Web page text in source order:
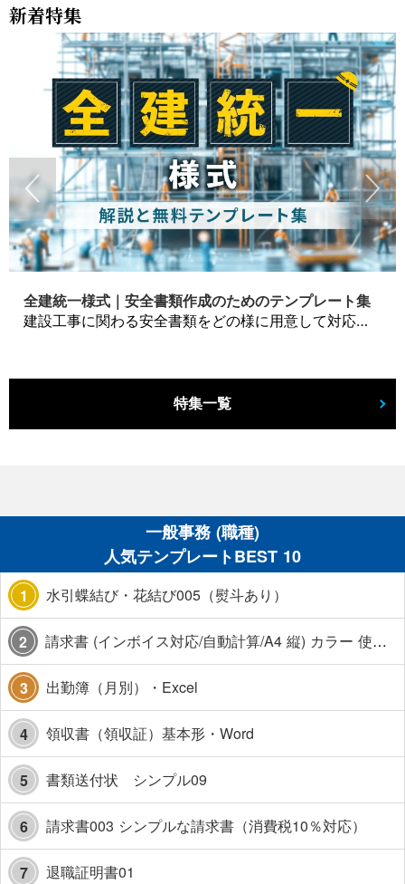
新着特集
全建統一様式｜安全書類作成のためのテンプレート集
建設工事に関わる安全書類をどの様に用意して対応するか？関連書式テンプレートから書き方の注意点などの役立つコラムをbizoceanがお届けします。
特集一覧
一般事務 (職種)
人気テンプレートBEST 10
1 水引蝶結び・花結び005（熨斗あり）
2 請求書 (インボイス対応/自動計算/A4 縦) カラー 使い方解説あり
3 出勤簿（月別）・Excel
4 領収書（領収証）基本形・Word
5 書類送付状 シンプル09
6 請求書003 シンプルな請求書（消費税10％対応）
7 退職証明書01